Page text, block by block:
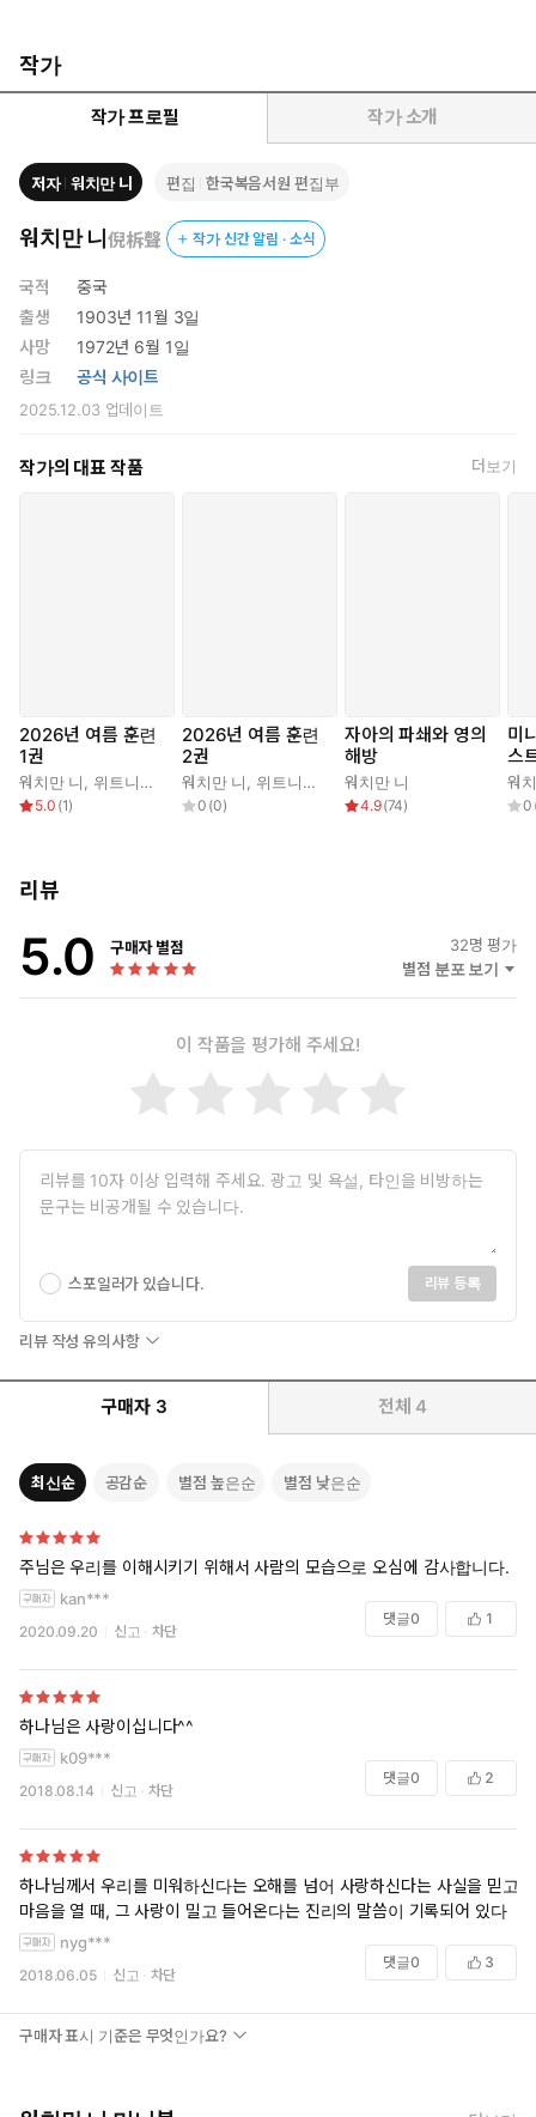
작가
작가 프로필 작가 소개
저자 워치만 니 편집 한국복음서원 편집부
워치만 니倪柝聲 작가 신간 알림 · 소식
국적
중국
출생
1903년 11월 3일
사망
1972년 6월 1일
링크
공식 사이트
2025.12.03업데이트
작가의 대표 작품 더보기
2026년 여름 훈련
1권
워치만 니 위트니스 리
5.0 (1)
2026년 여름 훈련
2권
워치만 니 위트니스 리
0 (0)
자아의 파쇄와 영의
해방
워치만 니
4.9(74)
미
스
현
집
워
0
리뷰
5.0 구매자 별점 32명 평가
별점 분포 보기
이 작품을 평가해 주세요!
스포일러가 있습니다. 리뷰 등록
리뷰 작성 유의사항
구매자 3 전체 4
최신순 공감순 별점 높은순 별점 낮은순
주님은 우리를 이해시키기 위해서 사람의 모습으로 오심에 감사합니다.
kan***
2020.09.20 신고 차단
댓글0 1
하나님은 사랑이십니다^^
k09***
2018.08.14 신고 차단
댓글0 2
하나님께서 우리를 미워하신다는 오해를 넘어 사랑하신다는 사실을 믿고
마음을 열 때, 그 사랑이 밀고 들어온다는 진리의 말씀이 기록되어 있다
nyg***
2018.06.05 신고 차단
댓글0 3
구매자 표시 기준은 무엇인가요?